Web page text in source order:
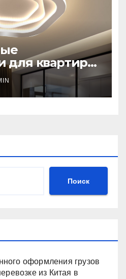
для квартиры:
виды,
Поиск
оформления грузов
из Китая в